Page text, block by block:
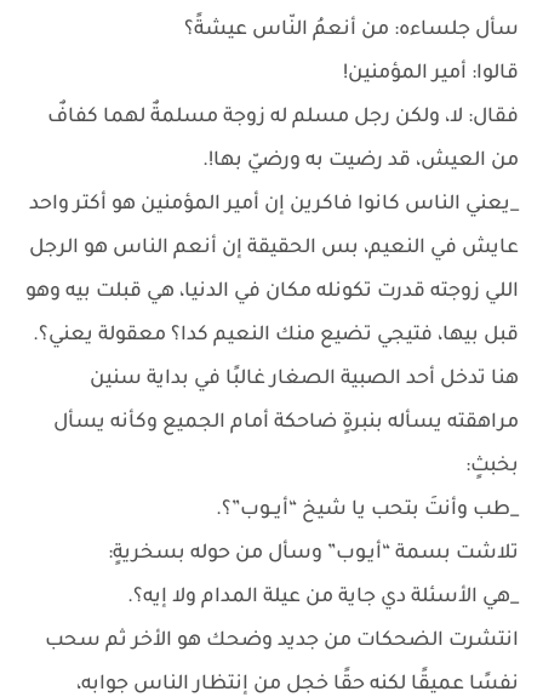
سأل جلساءه: من أنعمُ النّاس عيشةً؟
قالوا: أمير المؤمنين!
فقال: لا، ولكن رجل مسلم له زوجة مسلمةٌ لهما كفافٌ
من العيش، قد رضيت به ورضيّ بها!.
_يعني الناس كانوا فاكرين إن أمير المؤمنين هو أكتر واحد
عايش في النعيم، بس الحقيقة إن أنعم الناس هو الرجل
اللي زوجته قدرت تكونله مكان في الدنيا، هي قبلت بيه وهو
قبل بيها، فتيجي تضيع منك النعيم كدا؟ معقولة يعني؟.
هنا تدخل أحد الصبية الصغار غالبًا في بداية سنين
مراهقته يسأله بنبرةٍ ضاحكة أمام الجميع وكأنه يسأل
بخبثٍ:
_طب وأنتَ بتحب يا شيخ “أيــوب”؟.
تلاشت بسمة “أيـوب” وسأل من حوله بسخريةٍ:
_هي الأسئلة دي جاية من عيلة المدام ولا إيه؟.
انتشرت الضحكات من جديد وضحك هو الأخر ثم سحب
نفسًا عميقًا لكنه حقًا خجل من إنتظار الناس جوابه،